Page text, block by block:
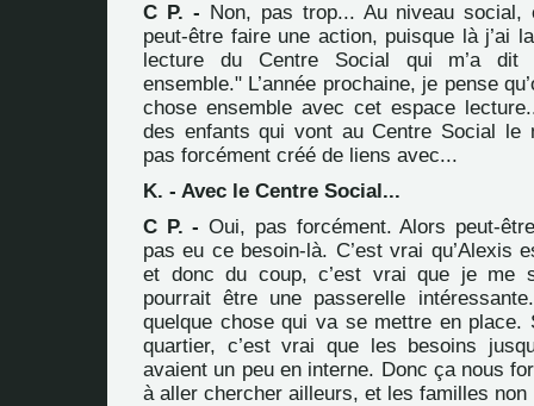
C P. - Non, pas trop... Au niveau social,
peut-être faire une action, puisque là j’ai
lecture du Centre Social qui m’a dit
ensemble." L’année prochaine, je pense
chose ensemble avec cet espace
des enfants qui vont au Centre Social le
pas forcément créé de liens avec...
K. - Avec le Centre Social...
C P. - Oui, pas forcément. Alors peut-
pas eu ce besoin-là. C’est vrai qu’Alexis
et donc du coup, c’est vrai que je me
pourrait être une passerelle
quelque chose qui va se mettre en place.
quartier, c’est vrai que les besoins
avaient un peu en interne. Donc ça nous
à aller chercher ailleurs, et les familles non